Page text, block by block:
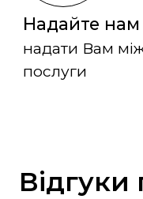
Надайте нам
надати Вам
послуги
Відгуки